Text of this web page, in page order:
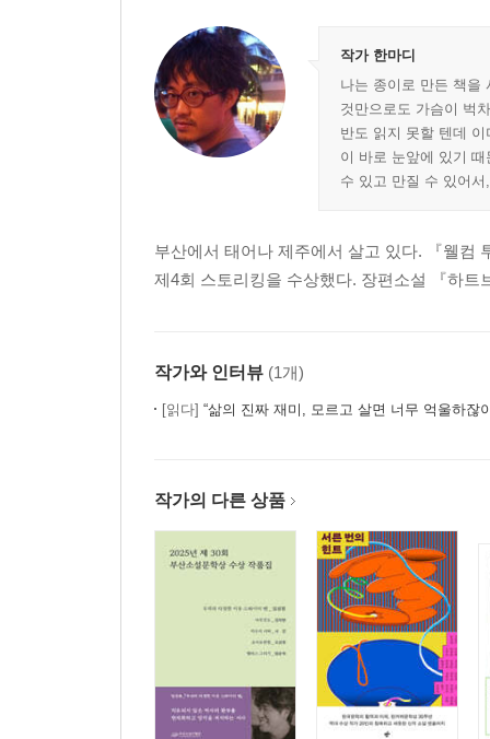
Day 27 이상한 일은 한꺼번에 일어난다
Argosy Books, Left Bank Books, East Village
Day 28 윌리엄 깁슨을 만나다
Barnes & Noble Bookseller
Day 29 그녀는 무얼 하고 다니는 걸까
Murder Ink., Gotham Book Mart & Gallery,
Day 32 제니스를 미행하다
Quest Bookshop
Day 37 책을 훔치는 여자, 그 여자를 미행하는 남자
세상의 모든 책이 불타버린다면
Day 38 그녀가 사라진 곳
Day 39 나의 새로운 계획
Blind Tiger
작가 한마디
나는 종이로 만든 책을
것만으로도 가슴이 벅
반도 읽지 못할 텐데
이 바로 눈앞에 있기
수 있고 만질 수 있어
부산에서 태어나 제주에서 살고 있다. 『웰컴
제4회 스토리킹을 수상했다. 장편소설 『하
작가와 인터뷰 (1개)
[읽다] “삶의 진짜 재미, 모르고 살면 너무 억울하잖아요!” - 『뉴욕,
작가의 다른 상품